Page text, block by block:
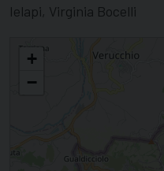
Ielapi, Virginia Bocelli
Film dedicato a Santa Francesca
+
−